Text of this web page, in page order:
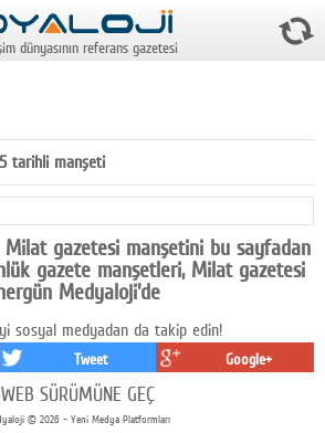
dünyasının referans gazetesi
tarihli manşeti
gazetesi manşetini bu sayfadan
gazete manşetleri, Milat gazetesi
Medyaloji'de
sosyal medyadan da takip edin!
Tweet Google+
WEB SÜRÜMÜNE GEÇ
© 2026 - Yeni Medya Platformları